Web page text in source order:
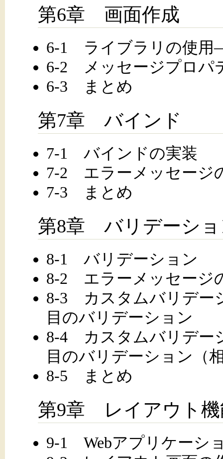
第6章 画面作成
6-1 ライブラリの使用
6-2 メッセージプロパ
6-3 まとめ
第7章 バインド
7-1 バインドの実装
7-2 エラーメッセージ
7-3 まとめ
第8章 バリデーシ
8-1 バリデーション
8-2 エラーメッセージ
8-3 カスタムバリデー
目のバリデーション
8-4 カスタムバリデー
目のバリデーション（
8-5 まとめ
第9章 レイアウト機
9-1 Webアプリケーシ